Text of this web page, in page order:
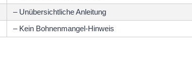
– Unübersichtliche Anleitung
– Kein Bohnenmangel-Hinweis